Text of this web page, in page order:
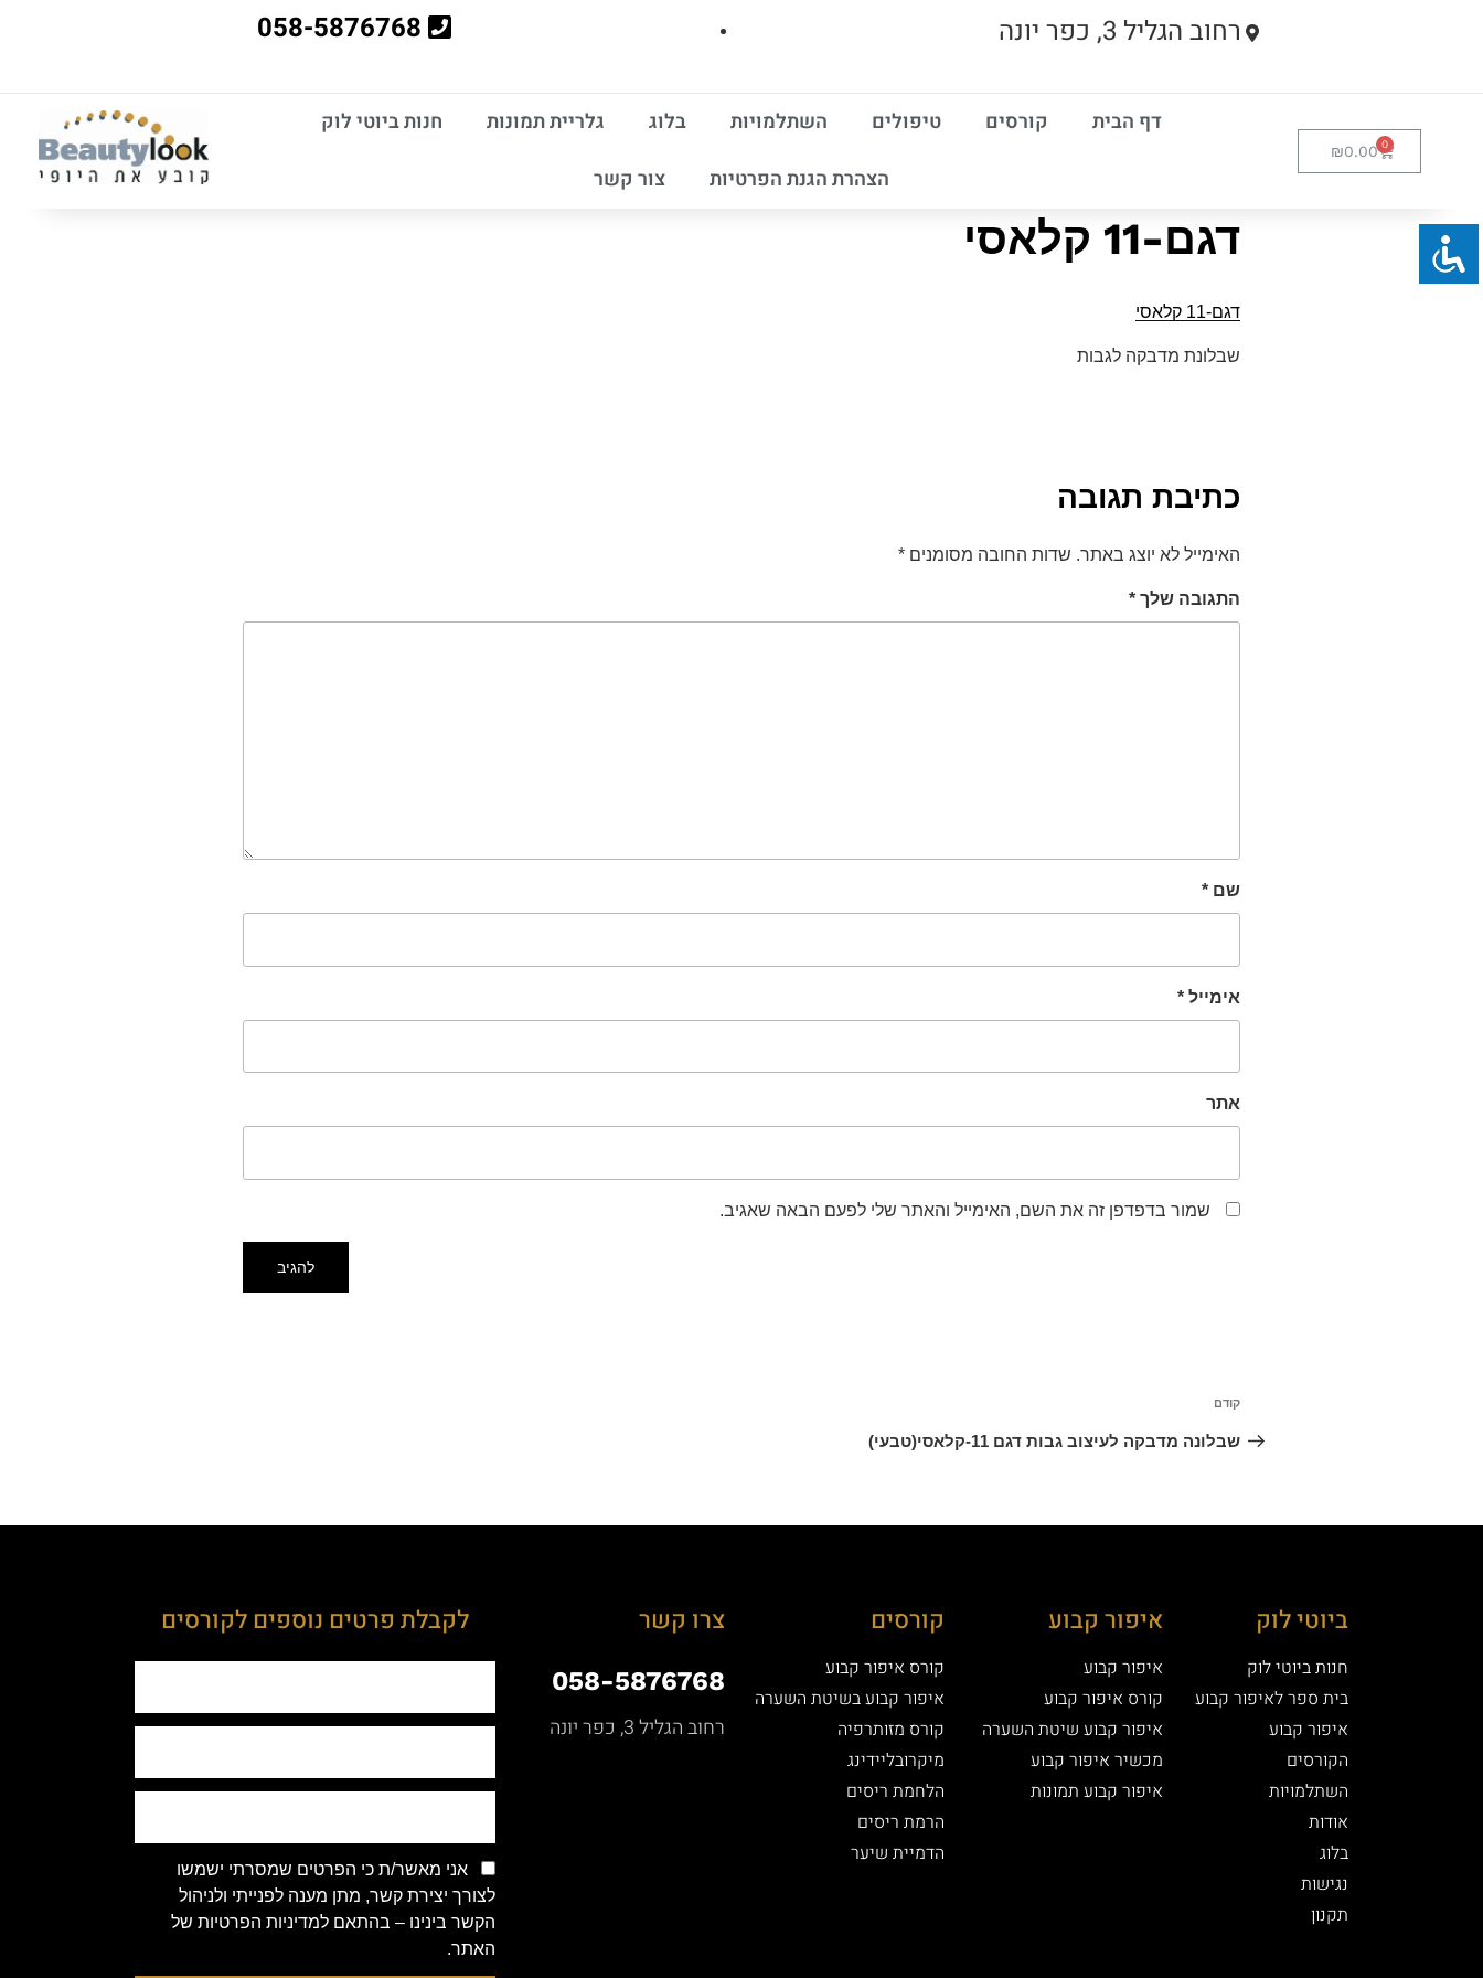
רחוב הגליל 3, כפר יונה 058-5876768
₪0.00
דף הבית קורסים טיפולים השתלמויות בלוג גלריית תמונות
חנות ביוטי לוק
הצהרת הגנת הפרטיות
צור קשר
דגם-11 קלאסי
דגם-11 קלאסי
שבלונת מדבקה לגבות
כתיבת תגובה
האימייל לא יוצג באתר. שדות החובה מסומנים *
התגובה שלך *
שם *
אימייל *
אתר
שמור בדפדפן זה את השם, האימייל והאתר שלי לפעם הבאה שאגיב.
קודם
שבלונה מדבקה לעיצוב גבות דגם 11-קלאסי(טבעי)
ביוטי לוק
חנות ביוטי לוק
בית ספר לאיפור קבוע
איפור קבוע
הקורסים
השתלמויות
אודות
בלוג
נגישות
תקנון
איפור קבוע
איפור קבוע
קורס איפור קבוע
איפור קבוע שיטת השערה
מכשיר איפור קבוע
איפור קבוע תמונות
קורסים
קורס איפור קבוע
איפור קבוע בשיטת השערה
קורס מזותרפיה
מיקרובליידינג
הלחמת ריסים
הרמת ריסים
הדמיית שיער
צרו קשר
058-5876768
רחוב הגליל 3, כפר יונה
לקבלת פרטים נוספים לקורסים
אני מאשר/ת כי הפרטים שמסרתי ישמשו
לצורך יצירת קשר, מתן מענה לפנייתי ולניהול
הקשר בינינו – בהתאם למדיניות הפרטיות של
האתר.